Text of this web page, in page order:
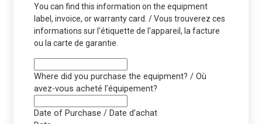
You can find this information on the equipment
label, invoice, or warranty card. / Vous trouverez ces
informations sur l'étiquette de l'appareil, la facture
ou la carte de garantie.
Where did you purchase the equipment? / Où
avez-vous acheté l’équipement?
Date of Purchase / Date d’achat